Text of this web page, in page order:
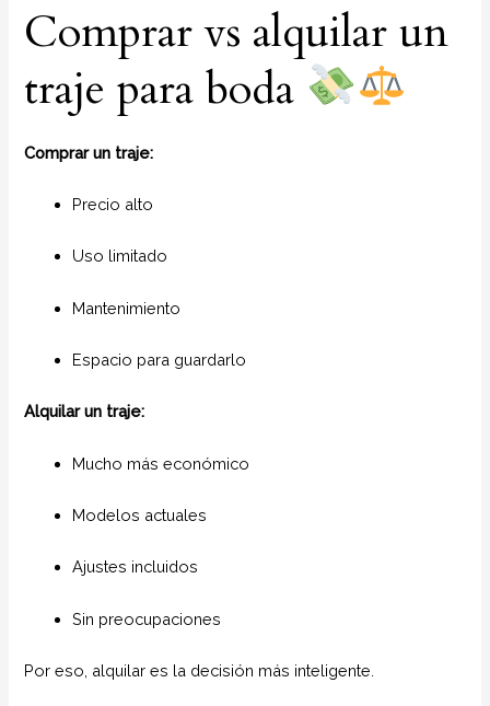
Comprar vs alquilar un
traje para boda
Comprar un traje:
Precio alto
Uso limitado
Mantenimiento
Espacio para guardarlo
Alquilar un traje:
Mucho más económico
Modelos actuales
Ajustes incluidos
Sin preocupaciones
Por eso, alquilar es la decisión más inteligente.